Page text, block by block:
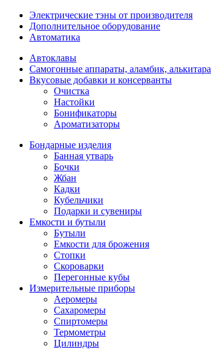
Электрические тэны от производителя
Дополнительное оборудование
Автоматика
Автоклавы
Самогонные аппараты, аламбик, алькитара
Вкусовые добавки и консерванты
Очистка
Настойки
Бонификаторы
Ароматизаторы
Бондарные изделия
Банная утварь
Бочки
Жбан
Кадки
Кубельчики
Подарки и сувениры
Емкости и бутыли
Бутыли
Емкости для брожения
Стопки
Скороварки
Перегонные кубы
Измерительные приборы
Аеромеры
Сахаромеры
Спиртомеры
Термометры
Цилиндры